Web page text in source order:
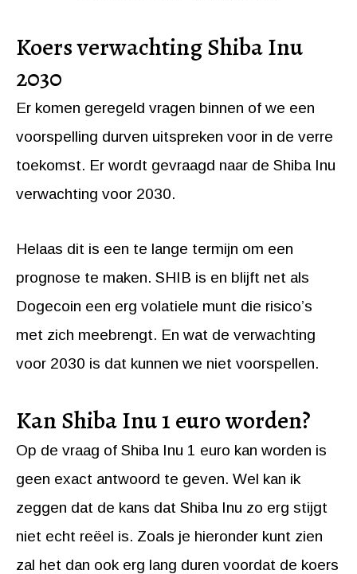
Koers verwachting Shiba Inu
2030
Er komen geregeld vragen binnen of we een
voorspelling durven uitspreken voor in de verre
toekomst. Er wordt gevraagd naar de Shiba Inu
verwachting voor 2030.
Helaas dit is een te lange termijn om een
prognose te maken. SHIB is en blijft net als
Dogecoin een erg volatiele munt die risico’s
met zich meebrengt. En wat de verwachting
voor 2030 is dat kunnen we niet voorspellen.
Kan Shiba Inu 1 euro worden?
Op de vraag of Shiba Inu 1 euro kan worden is
geen exact antwoord te geven. Wel kan ik
zeggen dat de kans dat Shiba Inu zo erg stijgt
niet echt reëel is. Zoals je hieronder kunt zien
zal het dan ook erg lang duren voordat de koers